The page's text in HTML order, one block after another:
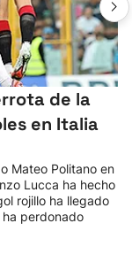
de la
en Italia
Mateo Politano en
Lucca ha hecho
rojillo ha llegado
perdonado